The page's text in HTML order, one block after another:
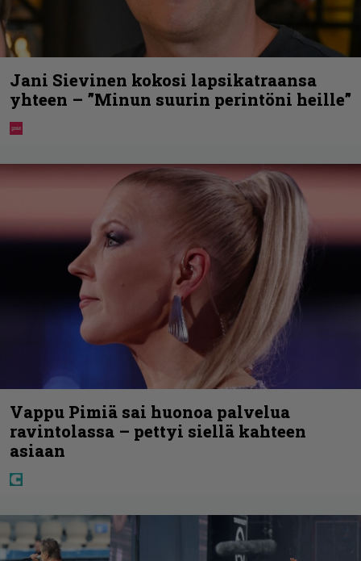
Jani Sievinen kokosi lapsikatraansa
yhteen – ”Minun suurin perintöni heille”
Vappu Pimiä sai huonoa palvelua
ravintolassa – pettyi siellä kahteen
asiaan